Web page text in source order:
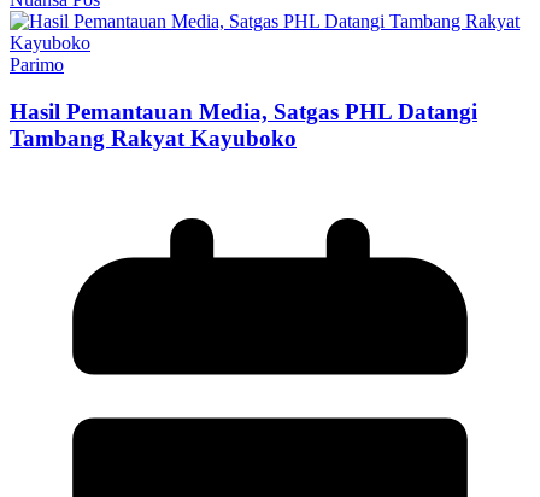
Parimo
Hasil Pemantauan Media, Satgas PHL Datangi
Tambang Rakyat Kayuboko